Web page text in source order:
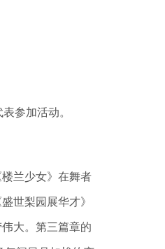
参加活动。
兰少女》在舞者
世梨园展华才》
大。第三篇章的